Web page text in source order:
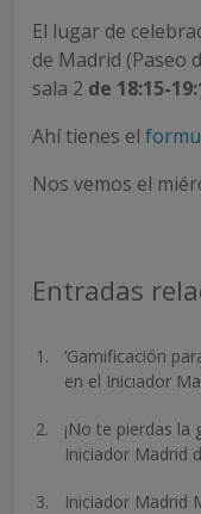
El lugar de
de Madrid (Paseo
sala 2 de 18:15-
Ahí tienes el
Nos vemos el
Entradas
‘Gamificación
en el Iniciador
¡No te pierdas
Iniciador Madrid
Iniciador Madrid